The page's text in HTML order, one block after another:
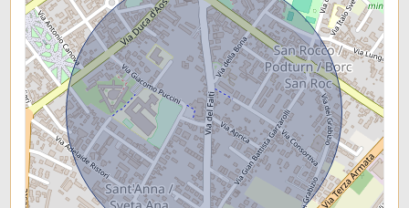
Scuole Medie
Scuole Superiori
Bar
Uffici postali
Centri commerciali